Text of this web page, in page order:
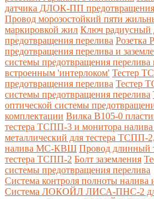
датчика ДЛОК-ПП предотвращения
Провод морозостойкий пяти
маркировкой жил Ключ радиусный
предотвращения перелива Розетка
предотвращения перелива и
системы предотвращения перелива
встроенным 'интерлоком' Тестер
предотвращения перелива Тестер
системы предотвращения перелива
оптической системы
комплектации Вилка В105-0
тестера ТСПП-3 и монитора
металлический для тестера
налива МС-КВШ Провод длинный
тестера ТСПП-2 Болт заземления
системы предотвращения перелива
Cистема контроля полноты налива
Система ЛОКОЙЛ ЛИСА-ПНС-2 для